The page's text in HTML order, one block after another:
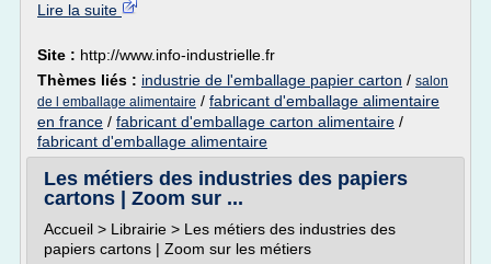
Lire la suite
Site : http://www.info-industrielle.fr
Thèmes liés : industrie de l'emballage papier carton / salon
de l emballage alimentaire / fabricant d'emballage alimentaire
en france / fabricant d'emballage carton alimentaire /
fabricant d'emballage alimentaire
Les métiers des industries des papiers
cartons | Zoom sur ...
Accueil > Librairie > Les métiers des industries des
papiers cartons | Zoom sur les métiers